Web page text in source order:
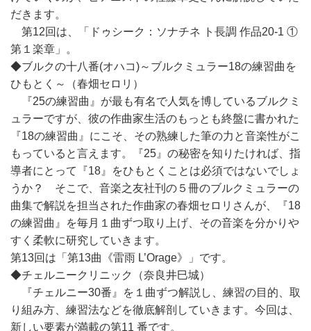
だきます。
第12回は、「ドゥシーク：ソナチネ ト長調 作品20-1 ①
第１楽章」。
◆ブルクの十八番(オハコ)～ブルクミュラー18の練習曲を
ひもとく～（春畑セロリ）
『25の練習曲』が最も有名で人気を博しているブルクミ
ュラーですが、彼の作曲家生活のもっとも終盤に書かれた
『18の練習曲』にこそ、その熟練した筆の力と音楽性がこ
もっていると言えます。『25』の秘密を知りたければ、指
導者にとって『18』をひもとくことは必須ではないでしょ
うか？ そこで、音楽之友社刊の５冊のブルクミュラーの
曲集で解説を担当された作曲家の春畑セロリさんが、『18
の練習曲』を毎月１曲ずつ取り上げ、その音楽を分かりや
すく柔軟に研究していきます。
第13回は「第13曲《雷雨 L’Orage》」です。
◆チェルニークリニック（奈良井巳城）
『チェルニー30番』を１曲ずつ解説し、練習の目的、取
り組み方、練習法などを徹底解剖していきます。今回は、
新しい要素が満載の第11 番です。